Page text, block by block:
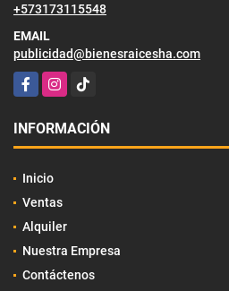
+573173115548
EMAIL
publicidad@bienesraicesha.com
FacebookInstagram
TikTok
INFORMACIÓN
Inicio
Ventas
Alquiler
Nuestra Empresa
Contáctenos